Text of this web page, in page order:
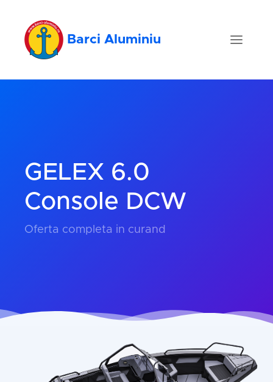
Barci Aluminiu
GELEX 6.0
Console DCW
Oferta completa in curand